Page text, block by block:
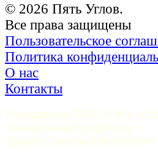
© 2026 Пять Углов.
Все права защищены
Пользовательское
Политика
О нас
Контакты
Учредитель ООО «Пять
Генеральный директор —
Грачев Сергей Викторович